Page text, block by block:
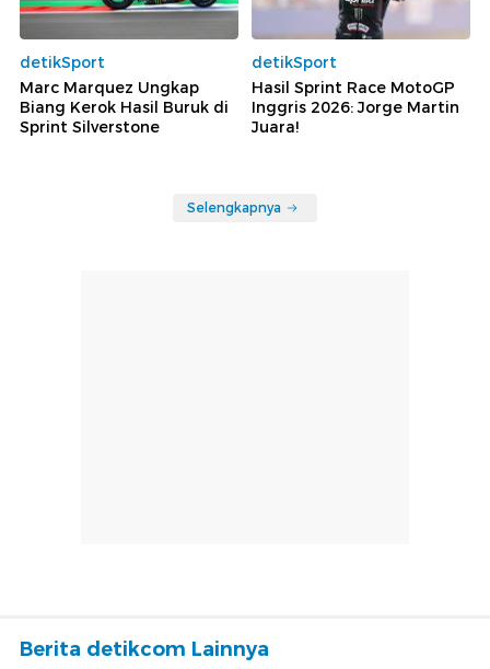
detikSport
Marc Marquez Ungkap
Biang Kerok Hasil Buruk di
Sprint Silverstone
detikSport
Hasil Sprint Race MotoGP
Inggris 2026: Jorge Martin
Juara!
Selengkapnya
Berita detikcom Lainnya